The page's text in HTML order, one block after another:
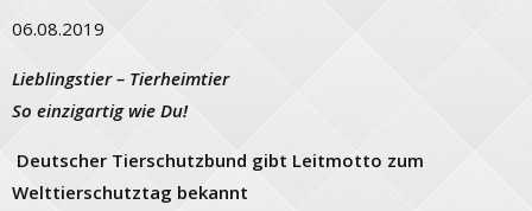
06.08.2019
Lieblingstier – Tierheimtier
So einzigartig wie Du!
Deutscher Tierschutzbund gibt Leitmotto zum
Welttierschutztag bekannt